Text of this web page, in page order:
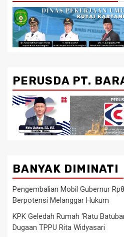
PERUSDA PT.
BANYAK DIMINATI
Pengembalian Mobil Gubernur
Berpotensi Melanggar Hukum
KPK Geledah Rumah ‘Ratu
Dugaan TPPU Rita Widyasari